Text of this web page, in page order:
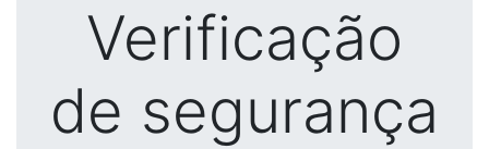
Verificação
de segurança